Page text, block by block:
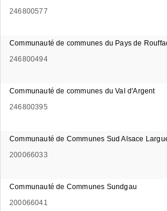
246800577
Communauté de communes du Pays de
246800494
Communauté de communes du Val d'Argent
246800395
Communauté de Communes Sud Alsace
200066033
Communauté de Communes Sundgau
200066041